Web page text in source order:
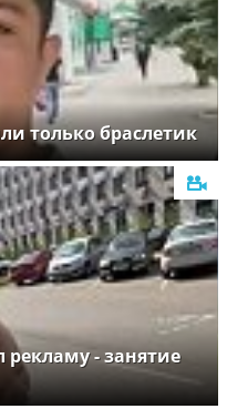
только браслетик
рекламу - занятие